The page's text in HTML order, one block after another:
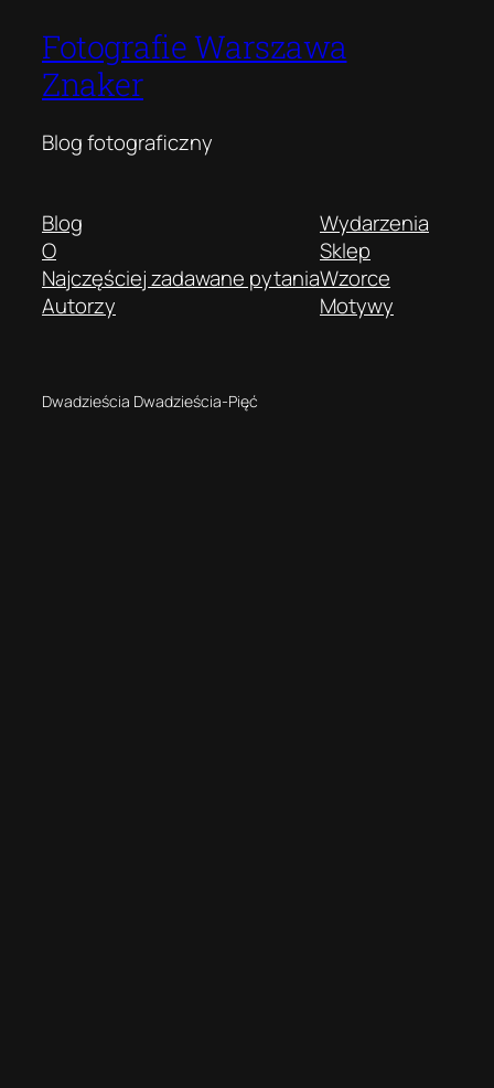
Fotografie Warszawa
Znaker
Blog fotograficzny
Blog
O
Najczęściej zadawane pytania
Autorzy
Wydarzenia
Sklep
Wzorce
Motywy
Dwadzieścia Dwadzieścia-Pięć